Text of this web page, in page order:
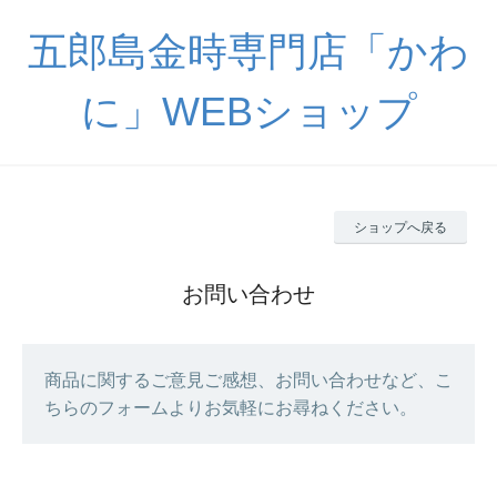
五郎島金時専門店「かわ
に」WEBショップ
ショップへ戻る
お問い合わせ
商品に関するご意見ご感想、お問い合わせなど、こ
ちらのフォームよりお気軽にお尋ねください。